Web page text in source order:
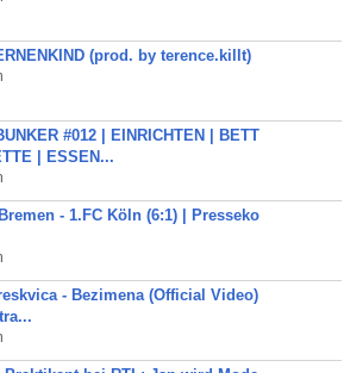
(prod. by terence.killt)
#012 | EINRICHTEN | BETT
| ESSEN...
- 1.FC Köln (6:1) | Presseko
- Bezimena (Official Video)